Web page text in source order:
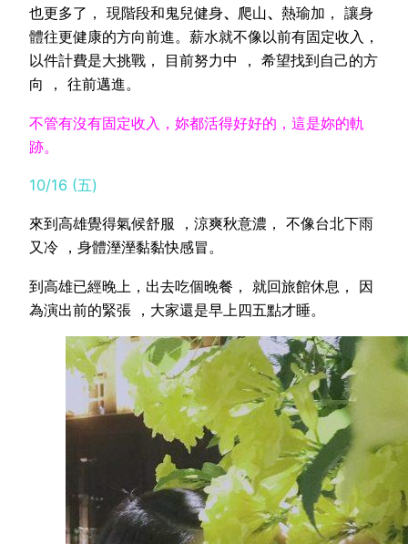
也更多了， 現階段和鬼兒健身、 爬山、 熱瑜加， 讓身
體往更健康的方向前進。薪水就不像以前有固定收入，
以件計費是大挑戰， 目前努力中 ， 希望找到自己的方
向 ， 往前邁進。
不管有沒有固定收入，妳都活得好好的，這是妳的軌
跡。
10/16 (五)
來到高雄覺得氣候舒服 ，涼爽秋意濃， 不像台北下雨
又冷 ，身體溼溼黏黏快感冒。
到高雄已經晚上，出去吃個晚餐， 就回旅館休息， 因
為演出前的緊張 ，大家還是早上四五點才睡。